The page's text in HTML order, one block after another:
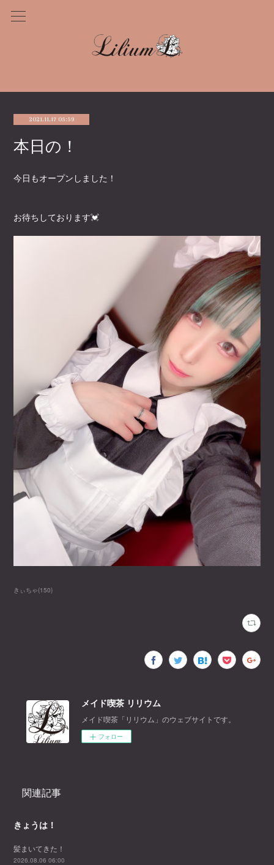
2021.11.17 05:59
本日の！
今日もオープンしました！
お待ちしております💓
きぃちゃ(150)
メイド喫茶 リリウム
メイド喫茶「リリウム」のウェブサイトです。
フォロー
関連記事
きょうは！
髪まいてきた！
2026.08.06 06:00